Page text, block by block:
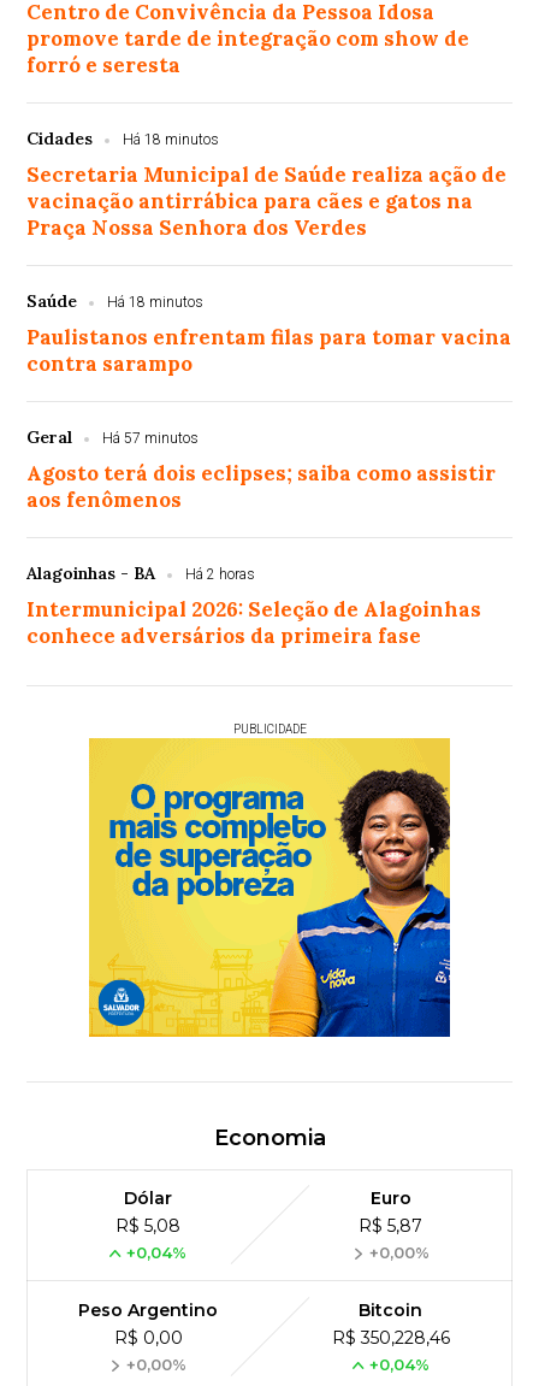
Centro de Convivência da Pessoa Idosa
promove tarde de integração com show de
forró e seresta
Cidades Há 18 minutos
Secretaria Municipal de Saúde realiza ação de
vacinação antirrábica para cães e gatos na
Praça Nossa Senhora dos Verdes
Saúde Há 18 minutos
Paulistanos enfrentam filas para tomar vacina
contra sarampo
Geral Há 57 minutos
Agosto terá dois eclipses; saiba como assistir
aos fenômenos
Alagoinhas - BA Há 2 horas
Intermunicipal 2026: Seleção de Alagoinhas
conhece adversários da primeira fase
PUBLICIDADE
Economia
Dólar
R$ 5,08
+0,04%
Euro
R$ 5,87
+0,00%
Peso Argentino
R$ 0,00
+0,00%
Bitcoin
R$ 350,228,46
+0,04%